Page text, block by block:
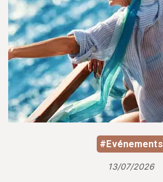
#Evénements
13/07/2026